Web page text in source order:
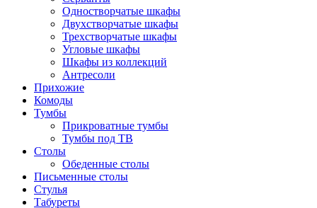
Одностворчатые шкафы
Двухстворчатые шкафы
Трехстворчатые шкафы
Угловые шкафы
Шкафы из коллекций
Антресоли
Прихожие
Комоды
Тумбы
Прикроватные тумбы
Тумбы под ТВ
Столы
Обеденные столы
Письменные столы
Стулья
Табуреты